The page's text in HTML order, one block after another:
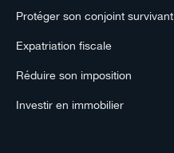
Protéger son conjoint survivant
Expatriation fiscale
Réduire son imposition
Investir en immobilier